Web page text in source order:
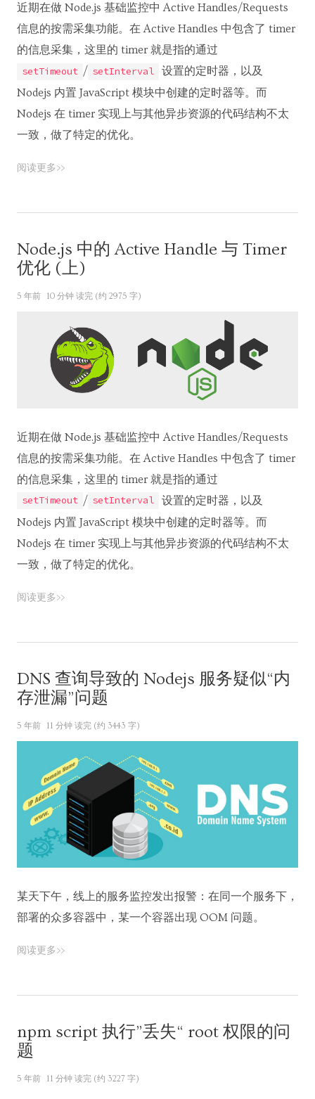
近期在做 Node.js 基础监控中 Active Handles/Requests
信息的按需采集功能。在 Active Handles 中包含了 timer
的信息采集，这里的 timer 就是指的通过
setTimeout / setInterval
设置的定时器，以及
Nodejs 内置 JavaScript 模块中创建的定时器等。而
Nodejs 在 timer 实现上与其他异步资源的代码结构不太
一致，做了特定的优化。
阅读更多>>
Node.js 中的 Active Handle 与 Timer
优化 (上)
5 年前 10 分钟 读完 (约 2975 字)
近期在做 Node.js 基础监控中 Active Handles/Requests
信息的按需采集功能。在 Active Handles 中包含了 timer
的信息采集，这里的 timer 就是指的通过
setTimeout / setInterval
设置的定时器，以及
Nodejs 内置 JavaScript 模块中创建的定时器等。而
Nodejs 在 timer 实现上与其他异步资源的代码结构不太
一致，做了特定的优化。
阅读更多>>
DNS 查询导致的 Nodejs 服务疑似“内
存泄漏”问题
5 年前 11 分钟 读完 (约 3443 字)
某天下午，线上的服务监控发出报警：在同一个服务下，
部署的众多容器中，某一个容器出现 OOM 问题。
阅读更多>>
npm script 执行”丢失“ root 权限的问
题
5 年前 11 分钟 读完 (约 3227 字)